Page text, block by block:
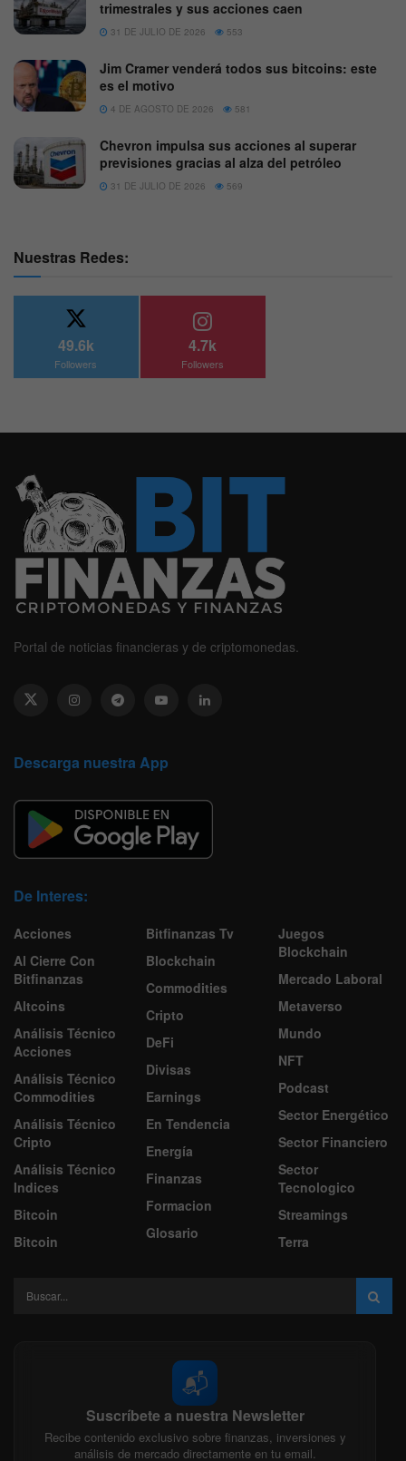
trimestrales y sus acciones caen
31 DE JULIO DE 2026 553
Jim Cramer venderá todos sus bitcoins: este
es el motivo
4 DE AGOSTO DE 2026 581
Chevron impulsa sus acciones al superar
previsiones gracias al alza del petróleo
31 DE JULIO DE 2026 569
Nuestras Redes:
49.6k
Followers
4.7k
Followers
Portal de noticias financieras y de criptomonedas.
Descarga nuestra App
De Interes:
Acciones
Al Cierre Con
Bitfinanzas
Altcoins
Análisis Técnico
Acciones
Análisis Técnico
Commodities
Análisis Técnico
Cripto
Análisis Técnico
Indices
Bitcoin
Bitcoin
Bitfinanzas Tv
Blockchain
Commodities
Cripto
DeFi
Divisas
Earnings
En Tendencia
Energía
Finanzas
Formacion
Glosario
Juegos
Blockchain
Mercado Laboral
Metaverso
Mundo
NFT
Podcast
Sector Energético
Sector Financiero
Sector
Tecnologico
Streamings
Terra
📬
Suscríbete a nuestra Newsletter
Recibe contenido exclusivo sobre finanzas, inversiones y
análisis de mercado directamente en tu email.